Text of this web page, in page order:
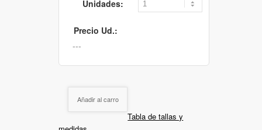
Unidades:
Precio Ud.:
Añadir al carro
Tabla de tallas y